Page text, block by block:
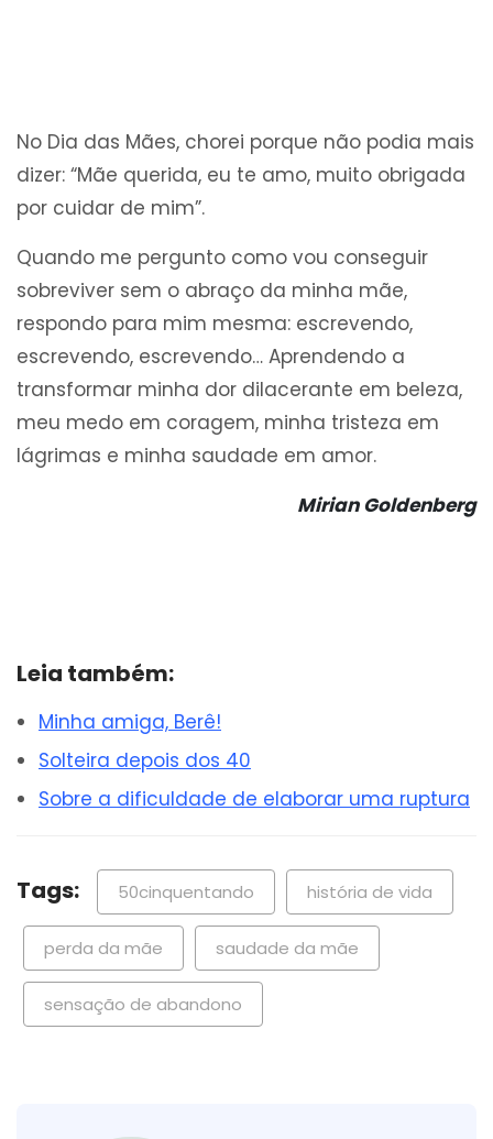
No Dia das Mães, chorei porque não podia mais
dizer: “Mãe querida, eu te amo, muito obrigada
por cuidar de mim”.
Quando me pergunto como vou conseguir
sobreviver sem o abraço da minha mãe,
respondo para mim mesma: escrevendo,
escrevendo, escrevendo… Aprendendo a
transformar minha dor dilacerante em beleza,
meu medo em coragem, minha tristeza em
lágrimas e minha saudade em amor.
Mirian Goldenberg
Leia também:
Minha amiga, Berê!
Solteira depois dos 40
Sobre a dificuldade de elaborar uma ruptura
Tags: 50cinquentando história de vida
perda da mãe saudade da mãe
sensação de abandono